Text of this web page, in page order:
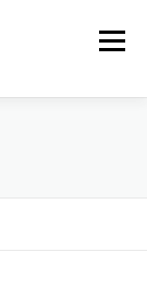
メニュー